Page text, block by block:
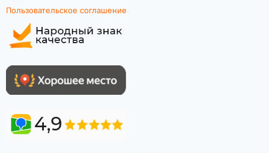
Пользовательское соглашение